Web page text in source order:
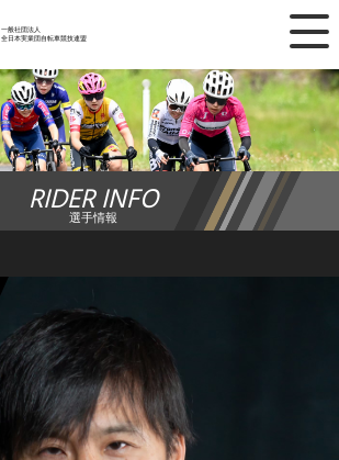
一般社団法人
全日本実業団自転車競技連盟
×
ニュース
レース日程
ランキング
チーム・選手
競技ガイド
加盟・登録
RIDER INFO
選手情報